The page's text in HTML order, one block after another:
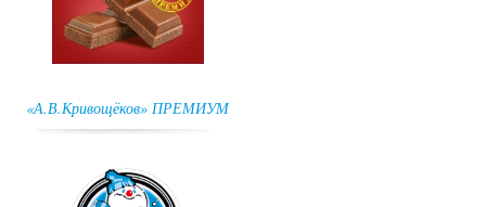
«А.В.Кривощёков» ПРЕМИУМ